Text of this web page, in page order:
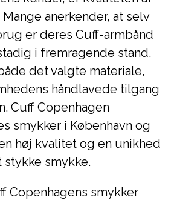
anerkender, at selv
er deres Cuff-armbånd
i fremragende stand.
det valgte materiale,
håndlavede tilgang
Cuff Copenhagen
smykker i København og
høj kvalitet og en unikhed
smykke.
Copenhagens smykker